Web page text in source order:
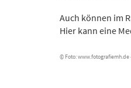
Auch können im
Hier kann eine
© Foto: www.fotografiemh.de